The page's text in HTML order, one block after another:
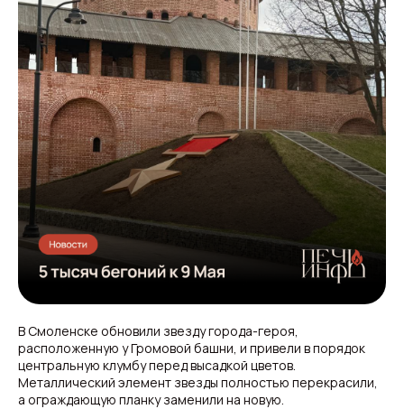
В Смоленске обновили звезду города-героя,
расположенную у Громовой башни, и привели в порядок
центральную клумбу перед высадкой цветов.
Металлический элемент звезды полностью перекрасили,
а ограждающую планку заменили на новую.